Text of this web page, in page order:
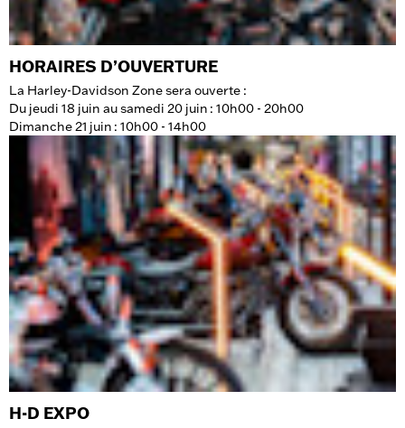
HORAIRES D’OUVERTURE
La Harley-Davidson Zone sera ouverte :
Du jeudi 18 juin au samedi 20 juin : 10h00 - 20h00
Dimanche 21 juin : 10h00 - 14h00
H-D EXPO